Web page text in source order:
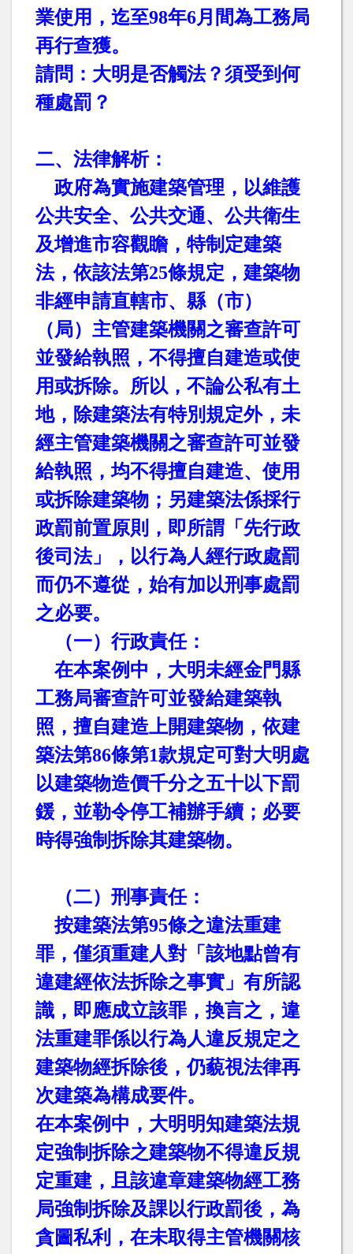
業使用，迄至98年6月間為工務局
再行查獲。
請問：大明是否觸法？須受到何
種處罰？
二、法律解析：
政府為實施建築管理，以維護
公共安全、公共交通、公共衛生
及增進市容觀瞻，特制定建築
法，依該法第25條規定，建築物
非經申請直轄市、縣（市）
（局）主管建築機關之審查許可
並發給執照，不得擅自建造或使
用或拆除。所以，不論公私有土
地，除建築法有特別規定外，未
經主管建築機關之審查許可並發
給執照，均不得擅自建造、使用
或拆除建築物；另建築法係採行
政罰前置原則，即所謂「先行政
後司法」，以行為人經行政處罰
而仍不遵從，始有加以刑事處罰
之必要。
（一）行政責任：
在本案例中，大明未經金門縣
工務局審查許可並發給建築執
照，擅自建造上開建築物，依建
築法第86條第1款規定可對大明處
以建築物造價千分之五十以下罰
鍰，並勒令停工補辦手續；必要
時得強制拆除其建築物。
（二）刑事責任：
按建築法第95條之違法重建
罪，僅須重建人對「該地點曾有
違建經依法拆除之事實」有所認
識，即應成立該罪，換言之，違
法重建罪係以行為人違反規定之
建築物經拆除後，仍藐視法律再
次建築為構成要件。
在本案例中，大明明知建築法規
定強制拆除之建築物不得違反規
定重建，且該違章建築物經工務
局強制拆除及課以行政罰後，為
貪圖私利，在未取得主管機關核